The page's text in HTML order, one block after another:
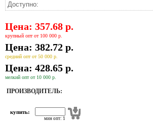
Доступно:
Цена: 357.68 р.
крупный опт от 100 000 р.
Цена: 382.72 р.
средний опт от 50 000 р.
Цена: 428.65 р.
мелкий опт от 10 000 р.
ПРОИЗВОДИТЕЛЬ:
купить:
мин опт: 1